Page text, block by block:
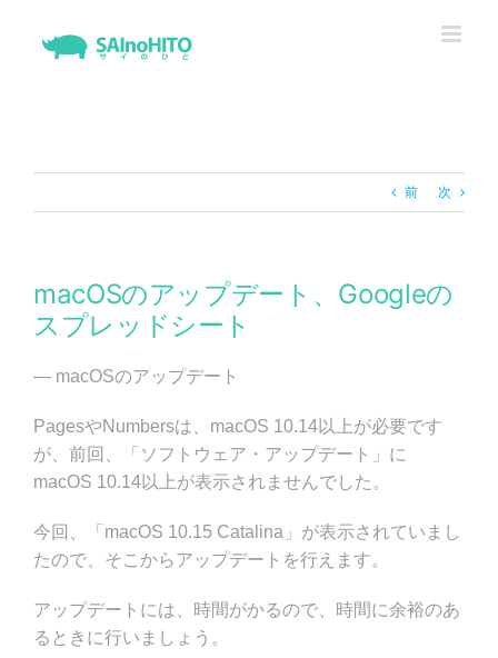
前 次
macOSのアップデート、Googleの
スプレッドシート
— macOSのアップデート
PagesやNumbersは、macOS 10.14以上が必要です
が、前回、「ソフトウェア・アップデート」に
macOS 10.14以上が表示されませんでした。
今回、「macOS 10.15 Catalina」が表示されていまし
たので、そこからアップデートを行えます。
アップデートには、時間がかるので、時間に余裕のあ
るときに行いましょう。